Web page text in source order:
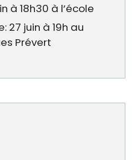
à 18h30 à l’école
27 juin à 19h au
Prévert